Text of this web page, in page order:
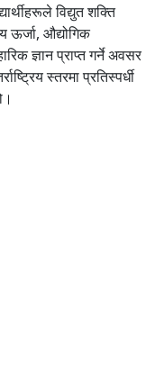
विद्युत शक्ति
ऊर्जा, औद्योगिक
ज्ञान प्राप्त गर्ने अवसर
स्तरमा प्रतिस्पर्धी